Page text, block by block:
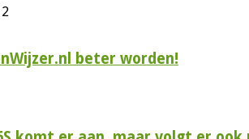
beter worden!